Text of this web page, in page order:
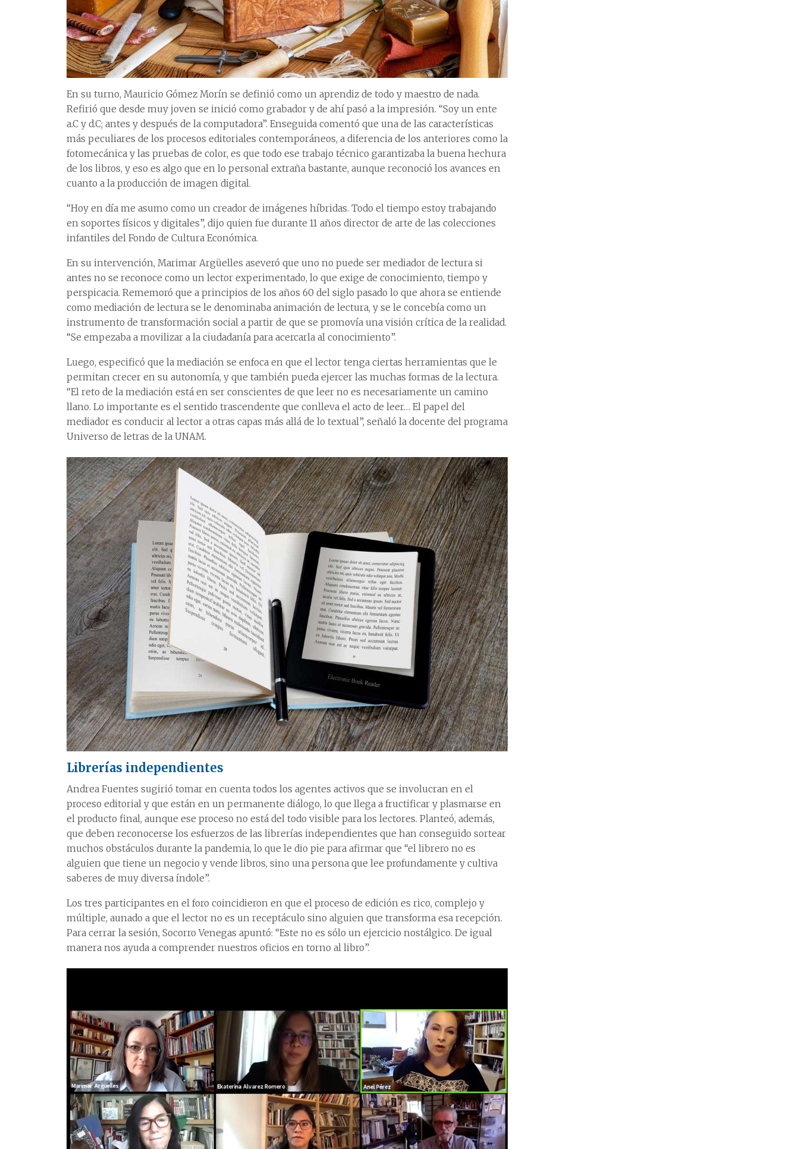
En su turno, Mauricio Gómez Morín se definió como un aprendiz de todo y maestro de nada.
Refirió que desde muy joven se inició como grabador y de ahí pasó a la impresión. “Soy un ente
a.C y d.C; antes y después de la computadora”. Enseguida comentó que una de las características
más peculiares de los procesos editoriales contemporáneos, a diferencia de los anteriores como la
fotomecánica y las pruebas de color, es que todo ese trabajo técnico garantizaba la buena hechura
de los libros, y eso es algo que en lo personal extraña bastante, aunque reconoció los avances en
cuanto a la producción de imagen digital.
“Hoy en día me asumo como un creador de imágenes híbridas. Todo el tiempo estoy trabajando
en soportes físicos y digitales”, dijo quien fue durante 11 años director de arte de las colecciones
infantiles del Fondo de Cultura Económica.
En su intervención, Marimar Argüelles aseveró que uno no puede ser mediador de lectura si
antes no se reconoce como un lector experimentado, lo que exige de conocimiento, tiempo y
perspicacia. Rememoró que a principios de los años 60 del siglo pasado lo que ahora se entiende
como mediación de lectura se le denominaba animación de lectura, y se le concebía como un
instrumento de transformación social a partir de que se promovía una visión crítica de la realidad.
“Se empezaba a movilizar a la ciudadanía para acercarla al conocimiento”.
Luego, especificó que la mediación se enfoca en que el lector tenga ciertas herramientas que le
permitan crecer en su autonomía, y que también pueda ejercer las muchas formas de la lectura.
“El reto de la mediación está en ser conscientes de que leer no es necesariamente un camino
llano. Lo importante es el sentido trascendente que conlleva el acto de leer… El papel del
mediador es conducir al lector a otras capas más allá de lo textual”, señaló la docente del programa
Universo de letras de la UNAM.
Librerías independientes
Andrea Fuentes sugirió tomar en cuenta todos los agentes activos que se involucran en el
proceso editorial y que están en un permanente diálogo, lo que llega a fructificar y plasmarse en
el producto final, aunque ese proceso no está del todo visible para los lectores. Planteó, además,
que deben reconocerse los esfuerzos de las librerías independientes que han conseguido sortear
muchos obstáculos durante la pandemia, lo que le dio pie para afirmar que “el librero no es
alguien que tiene un negocio y vende libros, sino una persona que lee profundamente y cultiva
saberes de muy diversa índole”.
Los tres participantes en el foro coincidieron en que el proceso de edición es rico, complejo y
múltiple, aunado a que el lector no es un receptáculo sino alguien que transforma esa recepción.
Para cerrar la sesión, Socorro Venegas apuntó: “Este no es sólo un ejercicio nostálgico. De igual
manera nos ayuda a comprender nuestros oficios en torno al libro”.